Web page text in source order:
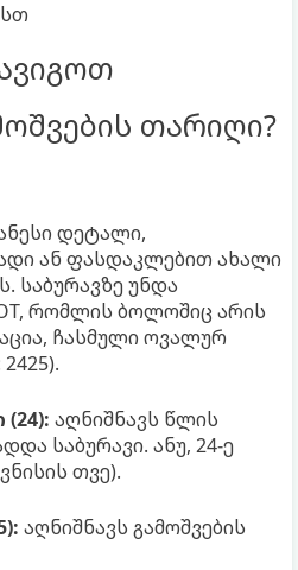
სთ
თარიღი?
დეტალი,
ან ფასდაკლებით ახალი
საბურავზე უნდა
რომლის ბოლოშიც არის
ჩასმული ოვალურ
აღნიშნავს წლის
საბურავი. ანუ, 24-ე
თვე).
აღნიშნავს გამოშვების